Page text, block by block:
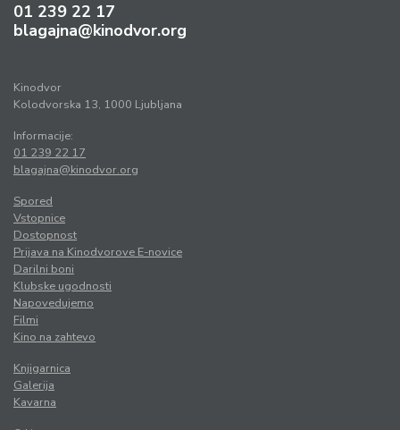
01 239 22 17
blagajna@kinodvor.org
Kinodvor
Kolodvorska 13, 1000 Ljubljana
Informacije:
01 239 22 17
blagajna@kinodvor.org
Spored
Vstopnice
Dostopnost
Prijava na Kinodvorove E-novice
Darilni boni
Klubske ugodnosti
Napovedujemo
Filmi
Kino na zahtevo
Knjigarnica
Galerija
Kavarna